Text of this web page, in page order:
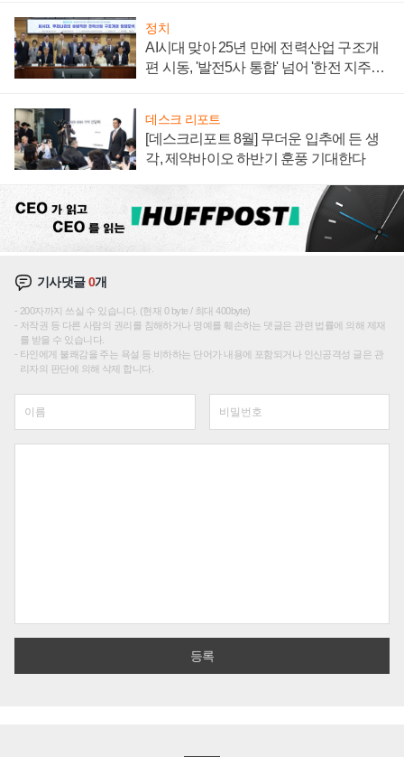
정치
AI시대 맞아 25년 만에 전력산업 구조개
편 시동, '발전5사 통합' 넘어 '한전 지주사'
데스크 리포트
[데스크리포트 8월] 무더운 입추에 든 생
각, 제약바이오 하반기 훈풍 기대한다
기사댓글0개
200자까지 쓰실 수 있습니다. (현재 0 byte / 최대 400byte)
저작권 등 다른 사람의 권리를 침해하거나 명예를 훼손하는 댓글은 관련 법률에 의해 제재
를 받을 수 있습니다.
타인에게 불쾌감을 주는 욕설 등 비하하는 단어가 내용에 포함되거나 인신공격성 글은 관
리자의 판단에 의해 삭제 합니다.